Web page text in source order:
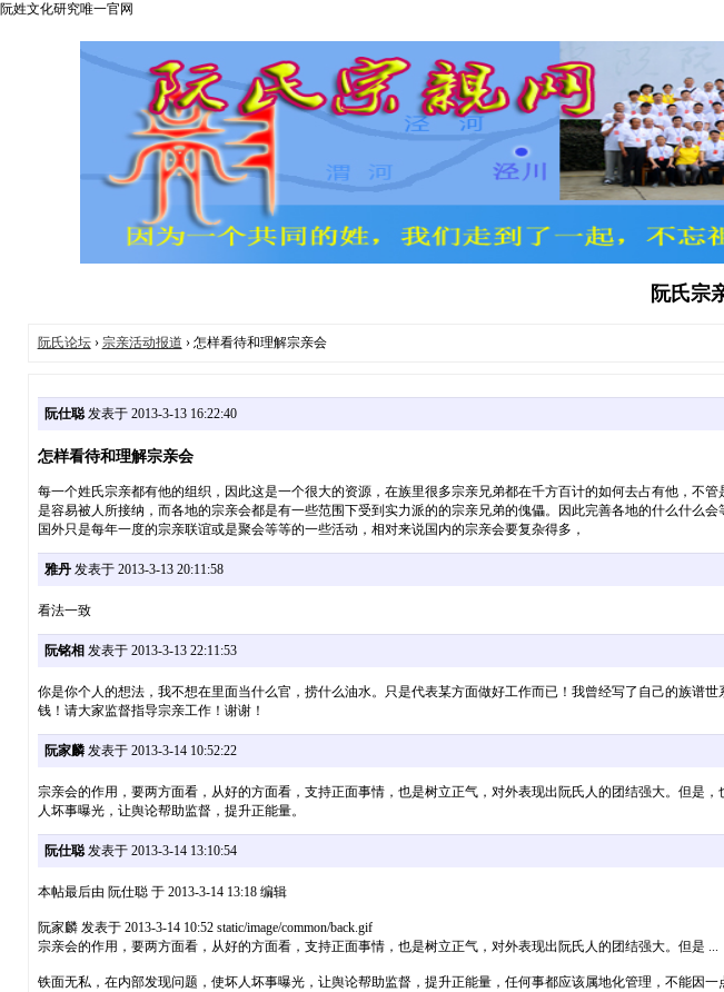
阮姓文化研究唯一官网
阮氏宗
阮氏论坛› 宗亲活动报道 › 怎样看待和理解宗亲会
阮仕聪发表于 2013-3-13 16:22:40
怎样看待和理解宗亲会
每一个姓氏宗亲都有他的组织，因此这是一个很大的资源，在族里很多宗亲兄弟都在千方百计的如何去占有他，不
是容易被人所接纳，而各地的宗亲会都是有一些范围下受到实力派的的宗亲兄弟的傀儡。因此完善各地的什么什么
国外只是每年一度的宗亲联谊或是聚会等等的一些活动，相对来说国内的宗亲会要复杂得多，
雅丹发表于 2013-3-13 20:11:58
看法一致
阮铭相 发表于 2013-3-13 22:11:53
你是你个人的想法，我不想在里面当什么官，捞什么油水。只是代表某方面做好工作而已！我曾经写了自己的族谱
钱！请大家监督指导宗亲工作！谢谢！
阮家麟发表于 2013-3-14 10:52:22
宗亲会的作用，要两方面看，从好的方面看，支持正面事情，也是树立正气，对外表现出阮氏人的团结强大。但是
人坏事曝光，让舆论帮助监督，提升正能量。
阮仕聪发表于 2013-3-14 13:10:54
本帖最后由 阮仕聪 于 2013-3-14 13:18 编辑
阮家麟 发表于 2013-3-14 10:52 static/image/common/back.gif
宗亲会的作用，要两方面看，从好的方面看，支持正面事情，也是树立正气，对外表现出阮氏人的团结强大。但是 ...
铁面无私，在内部发现问题，使坏人坏事曝光，让舆论帮助监督，提升正能量，任何事都应该属地化管理，不能因